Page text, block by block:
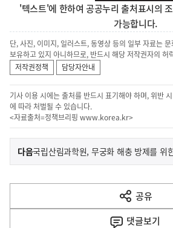
'텍스트'에 한하여 공공누리 출처표시의
가능합니다.
단, 사진, 이미지, 일러스트, 동영상 등의 일부 자료는
보유하고 있지 아니하므로, 반드시 해당 저작권자의 허
저작권정책
담당자안내
기사 이용 시에는 출처를 반드시 표기해야 하며, 위반 시
에 따라 처벌될 수 있습니다.
<자료출처=정책브리핑 www.korea.kr>
이
전
다
음
다음기
국립산림과학원, 무궁화 해충 방제를 위
공유
열
기
댓글보기